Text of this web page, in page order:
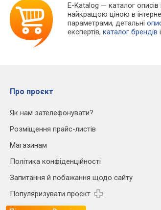
E-Katalog — каталог
найкращою ціною в
параметрами, детальні
експертів,каталог брендів
Про проєкт
Як нам зателефонувати?
Розміщення прайс-листів
Магазинам
Політика конфіденційності
Запитання й побажання щодо сайту
Популяризувати проєкт